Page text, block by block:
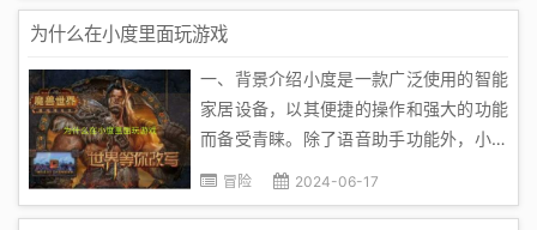
的体质都有所不同，有些人天生就容易出
汗，尤其是在紧张或运动时。这种体质的
人在打游戏时，由于精神高度集中...
为什么在小度里面玩游戏
一、背景介绍小度是一款广泛使用的智能
家居设备，以其便捷的操作和强大的功能
而备受青睐。除了语音助手功能外，小度
还提供了一系列丰富的娱乐内容，其中最
冒险 2024-06-17